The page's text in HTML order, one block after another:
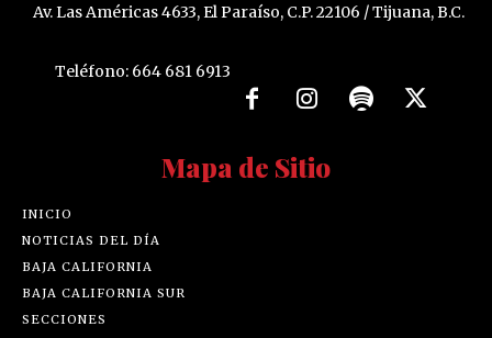
Av. Las Américas 4633, El Paraíso, C.P. 22106 / Tijuana, B.C.
Teléfono: 664 681 6913
Mapa de Sitio
INICIO
NOTICIAS DEL DÍA
BAJA CALIFORNIA
BAJA CALIFORNIA SUR
SECCIONES